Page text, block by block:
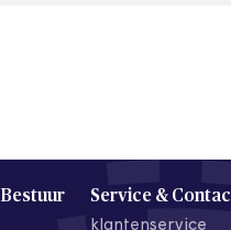
Service &
klantenservice